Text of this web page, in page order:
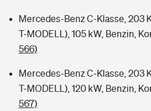
Mercedes-Benz C-Klasse, 203
T-MODELL), 105 kW, Benzin,
566)
Mercedes-Benz C-Klasse, 203
T-MODELL), 120 kW, Benzin,
567)